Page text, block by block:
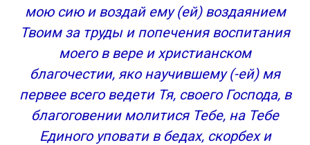
мою сию и воздай ему (ей) воздаянием
Твоим за труды и попечения воспитания
моего в вере и христианском
благочестии, яко научившему (-ей) мя
первее всего ведети Тя, своего Господа, в
благоговении молитися Тебе, на Тебе
Единого уповати в бедах, скорбех и